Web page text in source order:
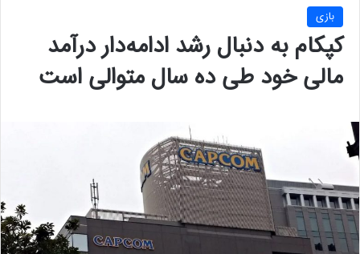
بازی
کپکام به دنبال رشد ادامه‌دار درآمد
مالی خود طی ده سال متوالی است